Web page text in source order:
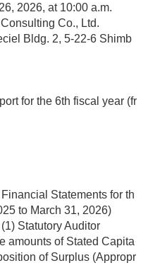
2026, at 10:00 a.m.
Co., Ltd.
Bldg. 2, 5-22-6 Shimb
for the 6th fiscal year (fr
Statements for th
to March 31, 2026)
Statutory Auditor
amounts of Stated Capita
of Surplus (Appropr